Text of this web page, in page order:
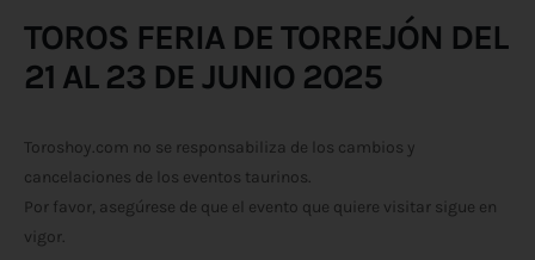
TOROS FERIA DE TORREJÓN DEL
21 AL 23 DE JUNIO 2025
Toroshoy.com no se responsabiliza de los cambios y
cancelaciones de los eventos taurinos.
Por favor, asegúrese de que el evento que quiere visitar sigue en
vigor.